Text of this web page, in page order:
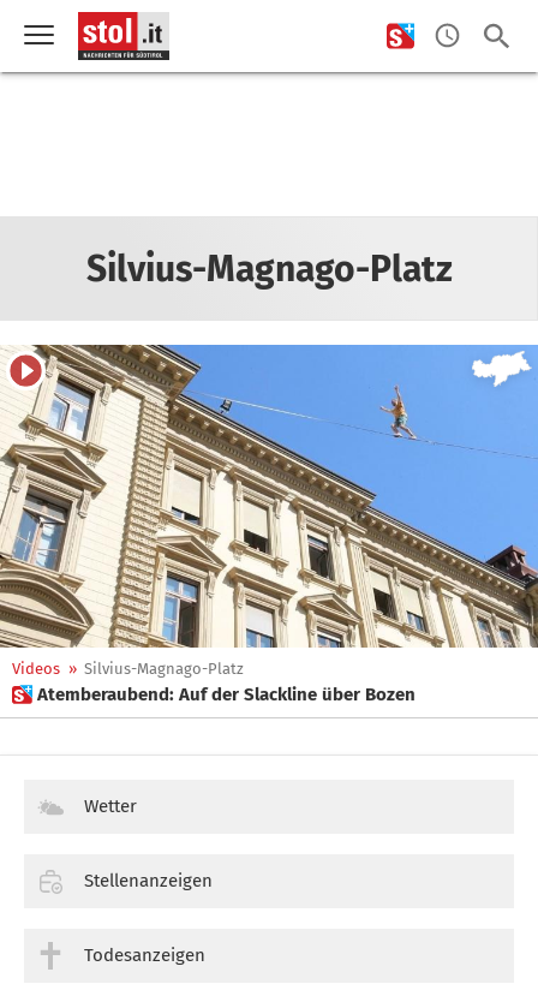
Silvius-Magnago-Platz
Videos » Silvius-Magnago-Platz
 Atemberaubend: Auf der Slackline über Bozen
Wetter
Stellenanzeigen
Todesanzeigen